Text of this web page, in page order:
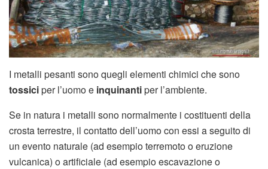
I metalli pesanti sono quegli elementi chimici che sono
tossiciper l’uomo e inquinantiper l’ambiente.
Se in natura i metalli sono normalmente i costituenti della
crosta terrestre, il contatto dell’uomo con essi a seguito di
un evento naturale (ad esempio terremoto o eruzione
vulcanica) o artificiale (ad esempio escavazione o